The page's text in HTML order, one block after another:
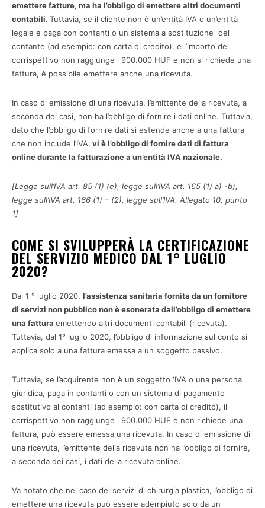
emettere fatture, ma ha l’obbligo di emettere altri documenti
contabili. Tuttavia, se il cliente non è un’entità IVA o un’entità
legale e paga con contanti o un sistema a sostituzione del
contante (ad esempio: con carta di credito), e l’importo del
corrispettivo non raggiunge i 900.000 HUF e non si richiede una
fattura, è possibile emettere anche una ricevuta.
In caso di emissione di una ricevuta, l’emittente della ricevuta, a
seconda dei casi, non ha l’obbligo di fornire i dati online. Tuttavia,
dato che l’obbligo di fornire dati si estende anche a una fattura
che non include l’IVA, vi è l’obbligo di fornire dati di fattura
online durante la fatturazione a un’entità IVA nazionale.
[Legge sull’IVA art. 85 (1) (e), legge sull’IVA art. 165 (1) a) -b),
legge sull’IVA art. 166 (1) – (2), legge sull’IVA. Allegato 10, punto
1]
COME SI SVILUPPERÀ LA CERTIFICAZIONE
DEL SERVIZIO MEDICO DAL 1° LUGLIO
2020?
Dal 1 ° luglio 2020, l’assistenza sanitaria fornita da un fornitore
di servizi non pubblico non è esonerata dall’obbligo di emettere
una fattura emettendo altri documenti contabili (ricevuta).
Tuttavia, dal 1° luglio 2020, l’obbligo di informazione sul conto si
applica solo a una fattura emessa a un soggetto passivo.
Tuttavia, se l’acquirente non è un soggetto ‘IVA o una persona
giuridica, paga in contanti o con un sistema di pagamento
sostitutivo al contanti (ad esempio: con carta di credito), il
corrispettivo non raggiunge i 900.000 HUF e non richiede una
fattura, può essere emessa una ricevuta. In caso di emissione di
una ricevuta, l’emittente della ricevuta non ha l’obbligo di fornire,
a seconda dei casi, i dati della ricevuta online.
Va notato che nel caso dei servizi di chirurgia plastica, l’obbligo di
emettere una ricevuta può essere adempiuto solo da un